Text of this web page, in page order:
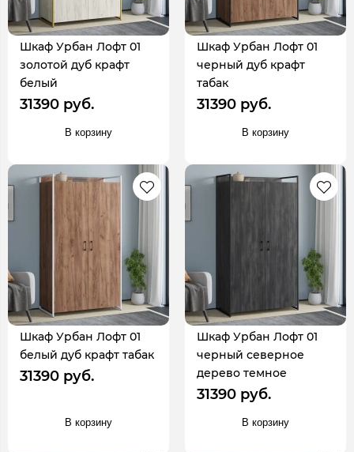
Шкаф Урбан Лофт 01
золотой дуб крафт
белый
31390 руб.
В корзину
Шкаф Урбан Лофт 01
черный дуб крафт
табак
31390 руб.
В корзину
Шкаф Урбан Лофт 01
белый дуб крафт табак
31390 руб.
В корзину
Шкаф Урбан Лофт 01
черный северное
дерево темное
31390 руб.
В корзину